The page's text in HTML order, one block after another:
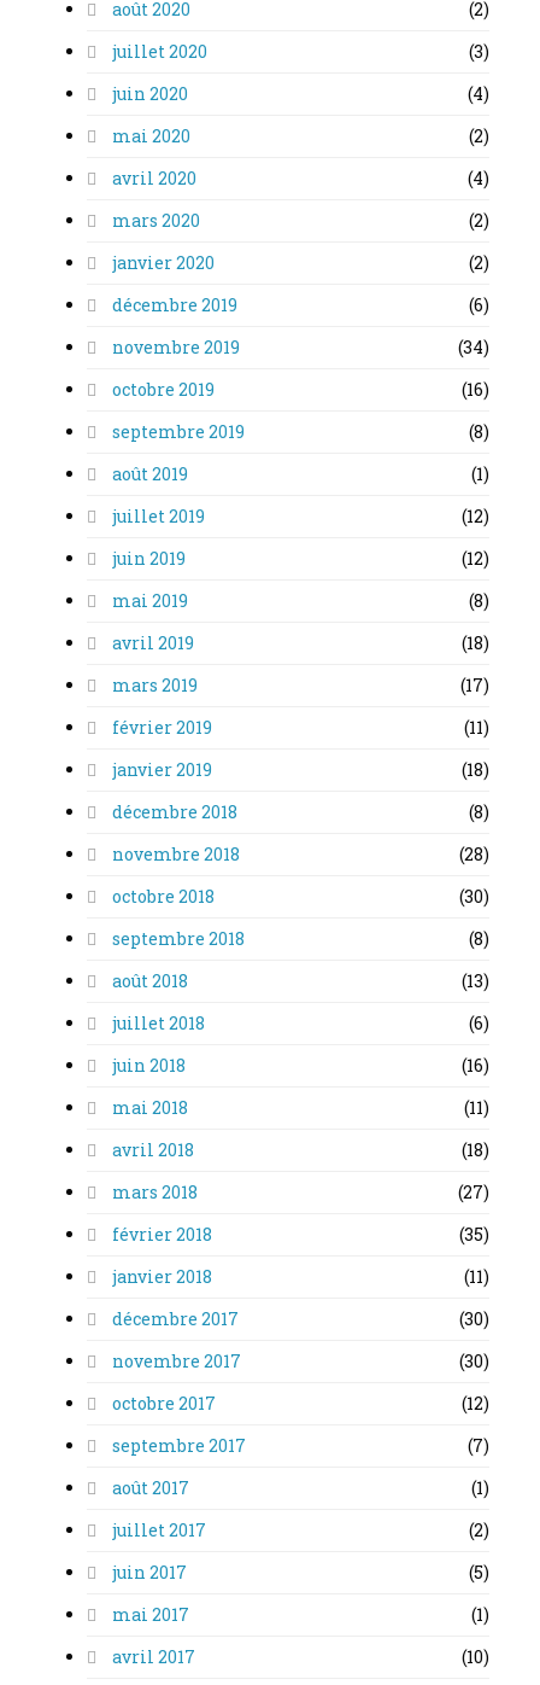
août 2020
(2)
juillet 2020
(3)
juin 2020
(4)
mai 2020
(2)
avril 2020
(4)
mars 2020
(2)
janvier 2020
(2)
décembre 2019
(6)
novembre 2019
(34)
octobre 2019
(16)
septembre 2019
(8)
août 2019
(1)
juillet 2019
(12)
juin 2019
(12)
mai 2019
(8)
avril 2019
(18)
mars 2019
(17)
février 2019
(11)
janvier 2019
(18)
décembre 2018
(8)
novembre 2018
(28)
octobre 2018
(30)
septembre 2018
(8)
août 2018
(13)
juillet 2018
(6)
juin 2018
(16)
mai 2018
(11)
avril 2018
(18)
mars 2018
(27)
février 2018
(35)
janvier 2018
(11)
décembre 2017
(30)
novembre 2017
(30)
octobre 2017
(12)
septembre 2017
(7)
août 2017
(1)
juillet 2017
(2)
juin 2017
(5)
mai 2017
(1)
avril 2017
(10)